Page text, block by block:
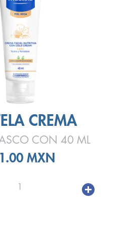
CREMA
CON 40 ML
MXN
1